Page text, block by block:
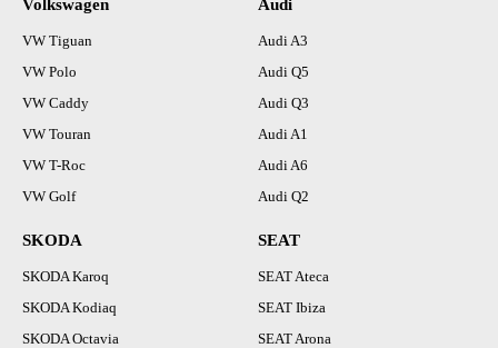
Volkswagen
VW Tiguan
VW Polo
VW Caddy
VW Touran
VW T-Roc
VW Golf
Audi
Audi A3
Audi Q5
Audi Q3
Audi A1
Audi A6
Audi Q2
SKODA
SKODA Karoq
SKODA Kodiaq
SKODA Octavia
SEAT
SEAT Ateca
SEAT Ibiza
SEAT Arona